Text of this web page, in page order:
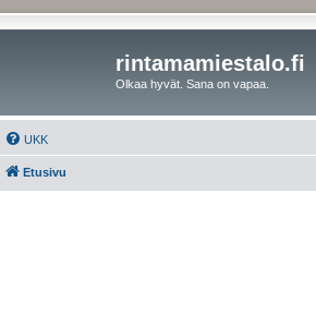
rintamamiestalo.fi
Olkaa hyvät. Sana on vapaa.
UKK
Etusivu